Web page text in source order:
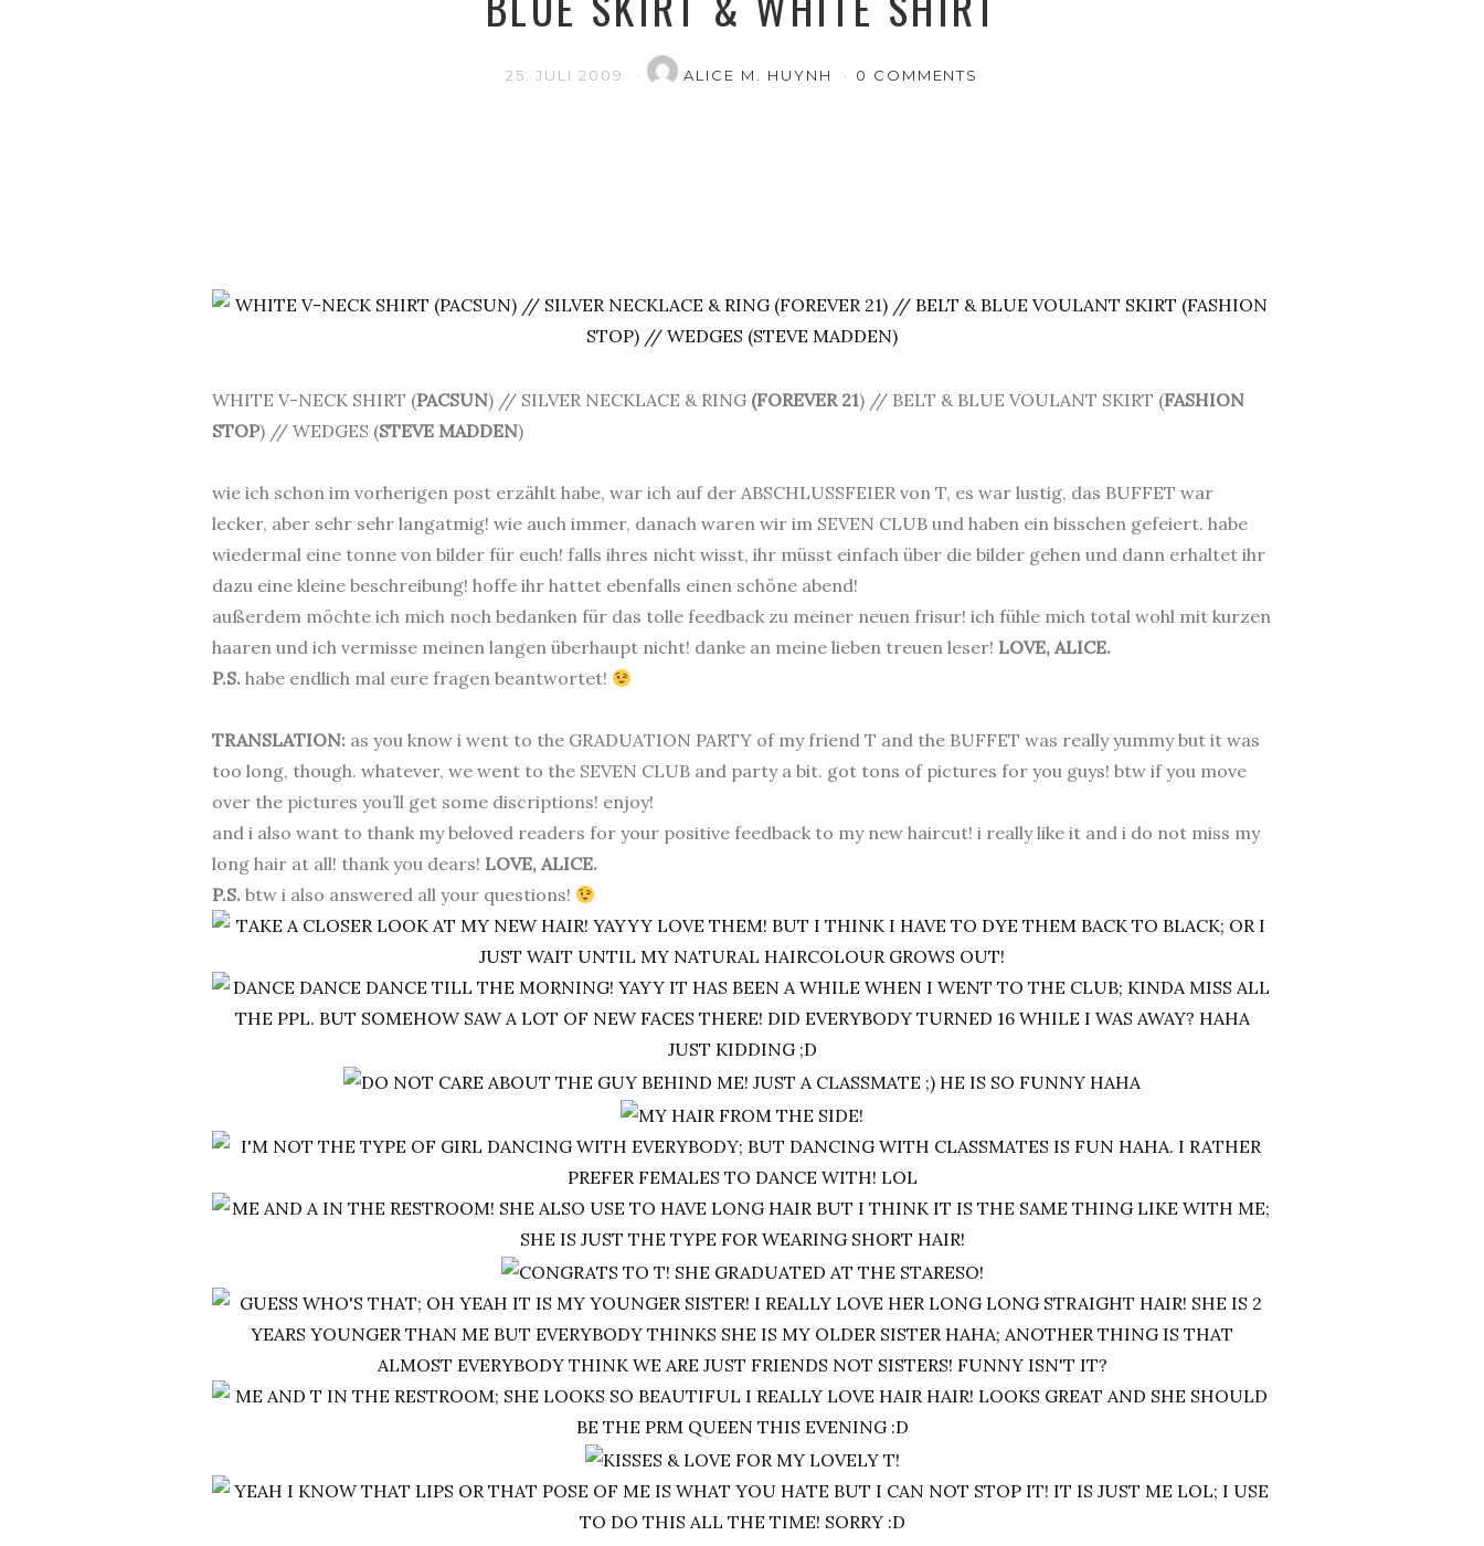
25. JULI 2009 ALICE M. HUYNH 0 COMMENTS
WHITE V-NECK SHIRT (PACSUN) // SILVER NECKLACE & RING (FOREVER 21) // BELT & BLUE VOULANT SKIRT (FASHION
STOP) // WEDGES (STEVE MADDEN)
wie ich schon im vorherigen post erzählt habe, war ich auf der ABSCHLUSSFEIER von T, es war lustig, das BUFFET war
lecker, aber sehr sehr langatmig! wie auch immer, danach waren wir im SEVEN CLUB und haben ein bisschen gefeiert. habe
wiedermal eine tonne von bilder für euch! falls ihres nicht wisst, ihr müsst einfach über die bilder gehen und dann erhaltet ihr
dazu eine kleine beschreibung! hoffe ihr hattet ebenfalls einen schöne abend!
außerdem möchte ich mich noch bedanken für das tolle feedback zu meiner neuen frisur! ich fühle mich total wohl mit kurzen
haaren und ich vermisse meinen langen überhaupt nicht! danke an meine lieben treuen leser! LOVE, ALICE.
P.S. habe endlich mal eure fragen beantwortet!
TRANSLATION: as you know i went to the GRADUATION PARTY of my friend T and the BUFFET was really yummy but it was
too long, though. whatever, we went to the SEVEN CLUB and party a bit. got tons of pictures for you guys! btw if you move
over the pictures you’ll get some discriptions! enjoy!
and i also want to thank my beloved readers for your positive feedback to my new haircut! i really like it and i do not miss my
long hair at all! thank you dears! LOVE, ALICE.
P.S. btw i also answered all your questions!